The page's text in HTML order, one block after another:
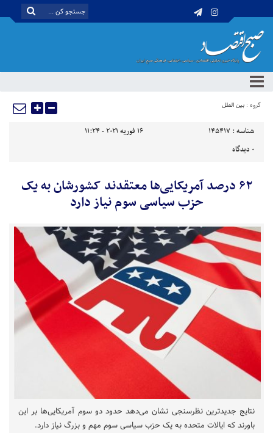
گروه : بین الملل
شناسه : 145417
16 فوریه 2021 - 11:24
0 دیدگاه
۶۲ درصد آمریکایی‌ها معتقدند کشورشان به یک
حزب سیاسی سوم نیاز دارد
نتایج جدیدترین نظرسنجی نشان می‌دهد حدود دو سوم آمریکایی‌ها بر این
باورند که ایالات متحده به یک حزب سیاسی سوم مهم و بزرگ نیاز دارد.